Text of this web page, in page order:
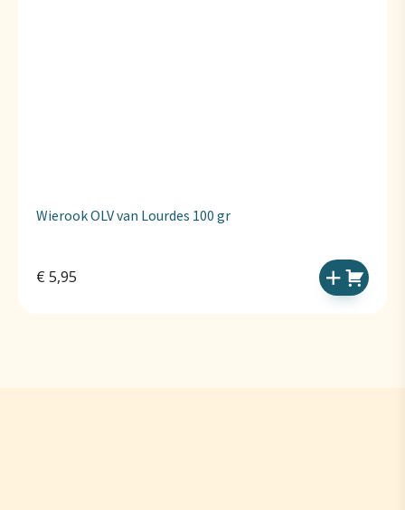
Wierook OLV van Lourdes 100 gr
€ 5,95